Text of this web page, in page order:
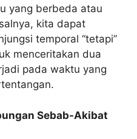
yang berbeda atau
kita dapat
temporal “tetapi”
menceritakan dua
pada waktu yang
Sebab-Akibat